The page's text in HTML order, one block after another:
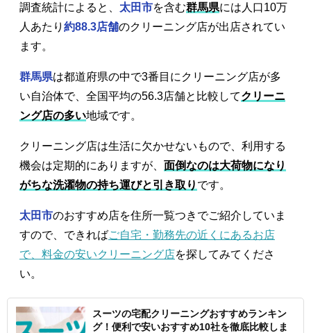
調査統計によると、 太田市を含む群馬県には人口10万
人あたり 約88.3店舗のクリーニング店が出店されてい
ます。
群馬県は都道府県の中で3番目にクリーニング店が多
い自治体で、全国平均の56.3店舗と比較してクリーニ
ング店の多い地域です。
クリーニング店は生活に欠かせないもので、利用する
機会は定期的にありますが、 面倒なのは大荷物になり
がちな洗濯物の持ち運びと引き取り です。
太田市のおすすめ店を住所一覧つきでご紹介していま
すので、できればご自宅・勤務先の近くにあるお店
で、料金の安いクリーニング店を探してみてくださ
い。
スーツの宅配クリーニングおすすめランキン
グ！便利で安いおすすめ10社を徹底比較しま